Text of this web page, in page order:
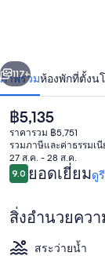
นบีช
โอ
เชีย
นฟ
รอ
นท์
า
ถัดไป
117+
ภาพรวมห้องพักที่ตั้งน
ราคา
ปัจจุบัน
฿5,135
฿5,135
ราคารวม ฿5,751
รวมภาษีและค่าธรรมเนี
27 ส.ค. - 28 ส.ค.
รีวิว
9.09.0 จาก 10
ยอดเยี่ยมดู
สิ่งอำนวยคว
สระว่ายน้ำ